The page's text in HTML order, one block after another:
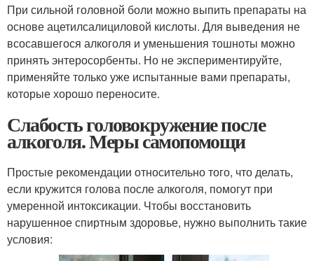
При сильной головной боли можно выпить препараты на
основе ацетилсалициловой кислоты. Для выведения не
всосавшегося алкоголя и уменьшения тошноты можно
принять энтеросорбенты. Но не экспериментируйте,
применяйте только уже испытанные вами препараты,
которые хорошо переносите.
Слабость головокружение после
алкоголя. Меры самопомощи
Простые рекомендации относительно того, что делать,
если кружится голова после алкоголя, помогут при
умеренной интоксикации. Чтобы восстановить
нарушенное спиртным здоровье, нужно выполнить такие
условия: